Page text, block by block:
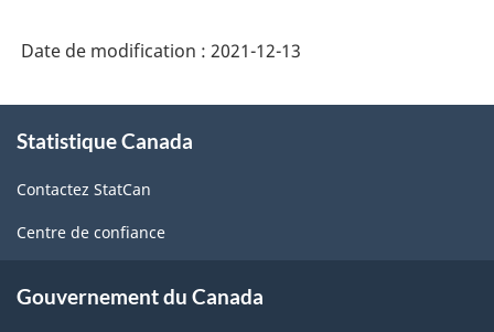
2021
sur
les
froides
Date de modification : 2021-12-13
propos
ce
site
Statistique Canada
Contactez StatCan
Centre de confiance
Gouvernement du Canada